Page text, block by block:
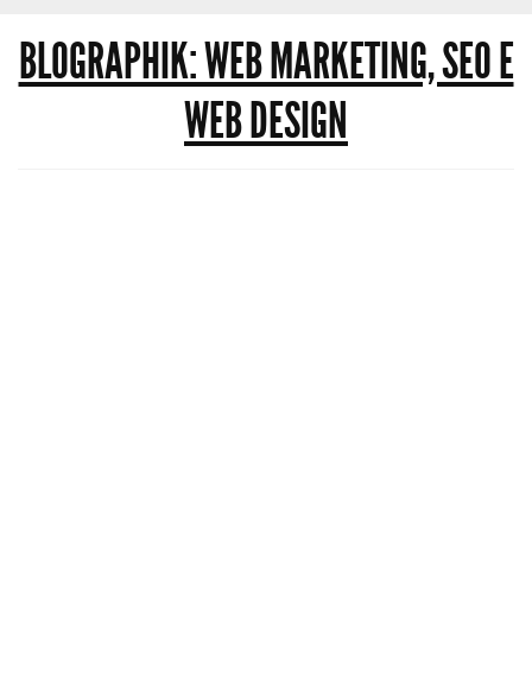
BLOGRAPHIK: WEB MARKETING, SEO E
WEB DESIGN